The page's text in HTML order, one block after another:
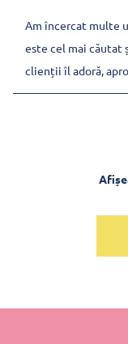
Am încercat multe
este cel mai căutat
clienții îl adoră,